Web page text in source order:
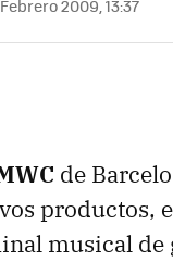
2009, 13:37
de
productos,
musical de